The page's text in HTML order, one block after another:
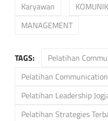
Karyawan
MANAGEMENT
TAGS:
Pelatihan
Pelatihan
Pelatihan Leadership
Pelatihan Strategies